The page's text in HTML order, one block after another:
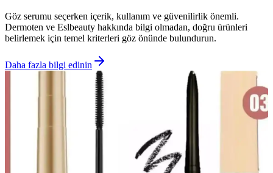
Göz serumu seçerken içerik, kullanım ve güvenilirlik önemli.
Dermoten ve Eslbeauty hakkında bilgi olmadan, doğru ürünleri
belirlemek için temel kriterleri göz önünde bulundurun.
Daha fazla bilgi edinin